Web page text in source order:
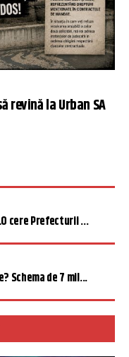
revină la Urban SA
cere Prefecturii ...
Schema de 7 mil...